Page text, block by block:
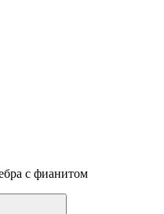
с фианитом